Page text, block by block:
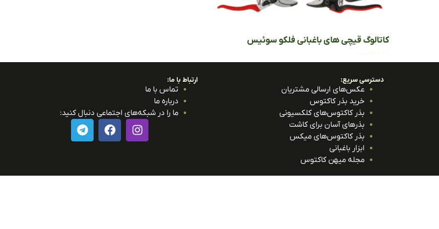
کاتالوگ قیچی های باغبانی فلکو سوئیس
ادامه مطلب »
دسترسی سریع:
عکس‌های ارسالی مشتریان
خرید بذر کاکتوس
بذر کاکتوس‌های کلکسیونی
بذرهای آسان برای کاشت
بذر کاکتوس‌های میکس
ابزار باغبانی
مجله میهن کاکتوس
ارتباط با ما:
تماس با ما
درباره ما
ما را در شبکه‌های اجتماعی دنبال کنید: